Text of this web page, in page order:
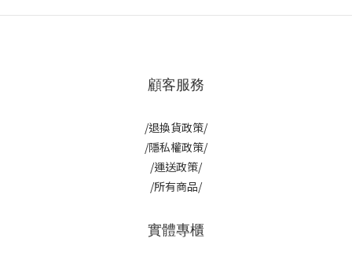
顧客服務
/退換貨政策/
/隱私權政策/
/運送政策/
/所有商品/
實體專櫃